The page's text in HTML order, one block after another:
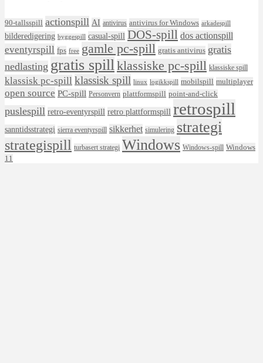
90-tallsspill actionspill AI antivirus antivirus for Windows arkadespill
bilderedigering byggespill casual-spill DOS-spill dos actionspill
eventyrspill fps free gamle pc-spill gratis antivirus gratis
nedlasting gratis spillklassiske pc-spill klassiske spill
klassisk pc-spill klassisk spill linux logikkspill mobilspill multiplayer
open source PC-spill Personvern plattformspill point-and-click
puslespill retro-eventyrspill retro plattformspill retrospill
sanntidsstrategi sierra eventyrspill sikkerhet simulering strategi
strategispill turbasert strategi Windows Windows-spill Windows
11